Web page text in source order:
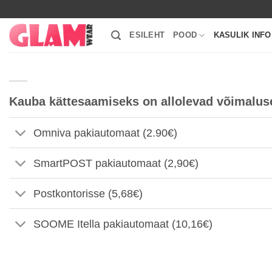
content
ESILEHT POOD KASULIK INFO
Kauba kättesaamiseks on allolevad
Omniva pakiautomaat (2.90€)
SmartPOST pakiautomaat (2,90€)
Postkontorisse (5,68€)
SOOME Itella pakiautomaat (10,16€)